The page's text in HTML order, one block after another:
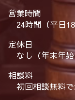
営業時間
24時間（平日
定休日
なし（年末年
相談料
初回相談無料で